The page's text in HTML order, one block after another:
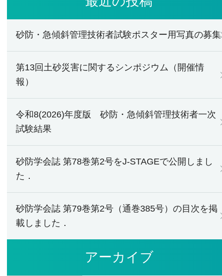
砂防・急傾斜管理技術者試験ポスター用写真の募集
第13回土砂災害に関するシンポジウム（開催情
報）
令和8(2026)年度版 砂防・急傾斜管理技術者一次
試験結果
砂防学会誌 第78巻第2号をJ-STAGEで公開しまし
た．
砂防学会誌 第79巻第2号（通巻385号）の目次を掲
載しました．
アーカイブ